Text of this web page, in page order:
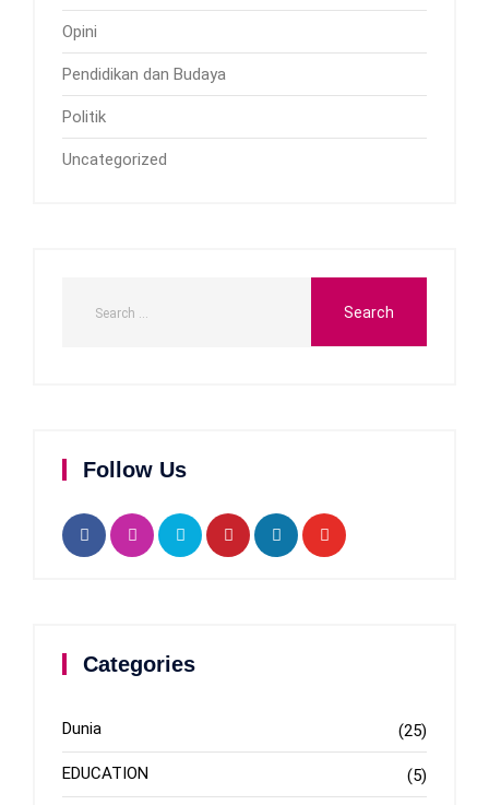
Opini
Pendidikan dan Budaya
Politik
Uncategorized
Follow Us
Categories
Dunia (25)
EDUCATION (5)